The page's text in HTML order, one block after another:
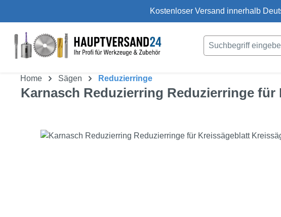
Kostenloser Versand innerhalb
Home Sägen Reduzierringe
Karnasch Reduzierring Reduzierringe
Bildergalerie überspringen